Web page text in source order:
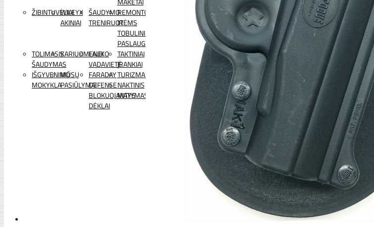
ŽIBINTUVĖLIAI
WILEYX
AKINIAI
ŠAUDYMO
TRENIRUOTĖMS
REMONTO
IR
TOBULINIMO
PASLAUGOS
TOLIMASIS
ŠAUDYMAS
KARIUOMENEI
LAUKO
VADAVIETĖ
TAKTINIAI
ĮRANKIAI
IŠGYVENIMO
MOKYKLA
MŪSŲ
PASIŪLYMAI
FARADAY
DEFENSE
BLOKUOJANTYS
DĖKLAI
TURIZMAS
NAKTINIS
MATYMAS